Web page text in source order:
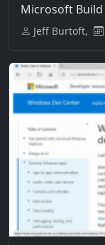
Microsoft Build
Jeff Burtoft,